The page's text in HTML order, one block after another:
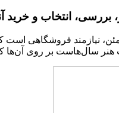
بررسی، انتخاب و خرید
نیازمند فروشگاهی است
سال‌هاست بر روی آن‌ها